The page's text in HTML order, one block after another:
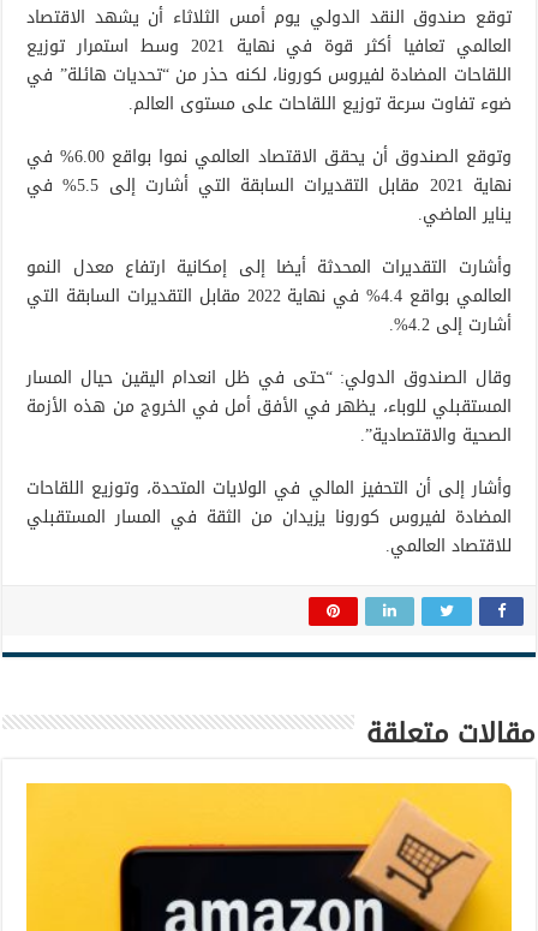
توقع صندوق النقد الدولي يوم أمس الثلاثاء أن يشهد الاقتصاد
العالمي تعافيا أكثر قوة في نهاية 2021 وسط استمرار توزيع
اللقاحات المضادة لفيروس كورونا، لكنه حذر من “تحديات هائلة” في
ضوء تفاوت سرعة توزيع اللقاحات على مستوى العالم.
وتوقع الصندوق أن يحقق الاقتصاد العالمي نموا بواقع 6.00% في
نهاية 2021 مقابل التقديرات السابقة التي أشارت إلى 5.5% في
يناير الماضي.
وأشارت التقديرات المحدثة أيضا إلى إمكانية ارتفاع معدل النمو
العالمي بواقع 4.4% في نهاية 2022 مقابل التقديرات السابقة التي
أشارت إلى 4.2%.
وقال الصندوق الدولي: “حتى في ظل انعدام اليقين حيال المسار
المستقبلي للوباء، يظهر في الأفق أمل في الخروج من هذه الأزمة
الصحية والاقتصادية”.
وأشار إلى أن التحفيز المالي في الولايات المتحدة، وتوزيع اللقاحات
المضادة لفيروس كورونا يزيدان من الثقة في المسار المستقبلي
للاقتصاد العالمي.
مقالات متعلقة